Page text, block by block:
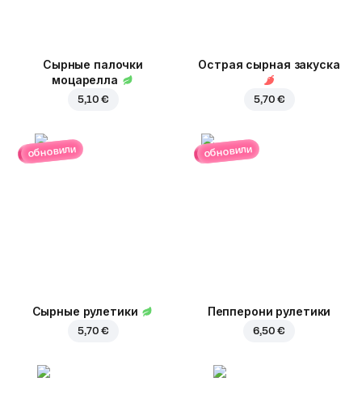
Сырные палочки
моцарелла
5,10 €
Острая сырная закуска
5,70 €
обновили
Сырные рулетики
5,70 €
обновили
Пепперони рулетики
6,50 €